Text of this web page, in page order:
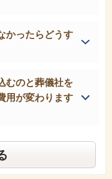
かったらどうす
むのと葬儀社を
用が変わります